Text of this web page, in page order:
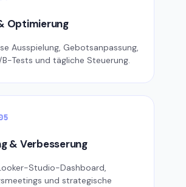
Optimierung
Ausspielung, Gebotsanpassung,
Tests und tägliche Steuerung.
& Verbesserung
Studio-Dashboard,
und strategische